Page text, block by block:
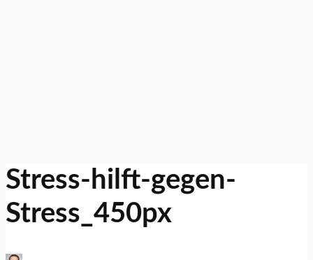
Stress-hilft-gegen-
Stress_450px